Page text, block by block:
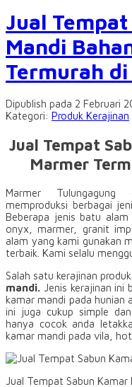
Jual
Mandi
Termurah
Dipublish pada 2 Februari
Kategori: Produk Kerajinan
Jual Tempat
Marmer
Marmer
memproduksi berbagai
Beberapa jenis batu
onyx, marmer, granit
alam yang kami gunakan
terbaik. Kami selalu
Salah satu kerajinan
mandi. Jenis kerajinan ini
kamar mandi pada hunian
ini juga cukup simple
hanya cocok anda
kamar mandi pada vila,
Jual Tempat Sabun